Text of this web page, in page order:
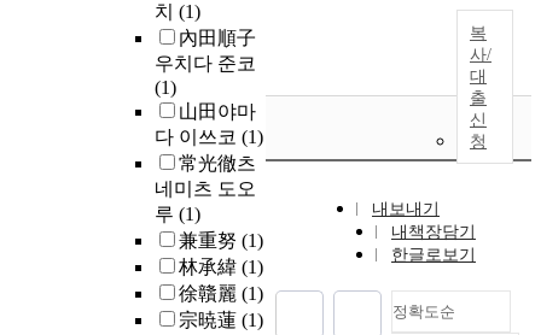
치 (1)
內田順子
우치다 준코
(1)
山田야마
다 이쓰코 (1)
常光徹츠
네미츠 도오
루 (1)
兼重努 (1)
林承緯 (1)
徐贛麗 (1)
宗暁蓮 (1)
복
사/
대
출
신
청
내보내기
내책장담기
한글로보기
정확도순